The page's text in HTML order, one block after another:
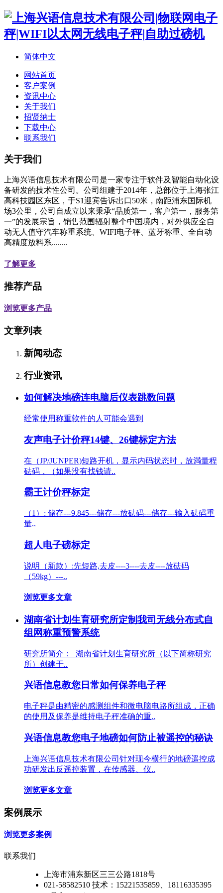
简体中文
网站首页
客户案例
资讯中心
关于我们
招贤纳士
下载中心
联系我们
关于我们
上海兴语信息技术有限公司是一家专注于软件及智能自动化设
备研发的技术性公司。公司组建于2014年，总部位于上海张江
高科技园区东区，于S1迎宾告诉出口50米，南距浦东国际机
场3公里，公司自成立以来秉承“品质第一，客户第一，服务第
一”的发展宗旨，销售范围辐射整个中国境内，对外供应全自
动无人值守汽车称重系统、WIFI电子秤、蓝牙称重、全自动
高精度放料系........
了解更多
推荐产品
浏览更多产品
文章列表
新闻动态
行业资讯
如何解决地磅连电脑后仪表跳数问题
经常使用称重软件的人可能会遇到
友声电子计价秤14键、26键标定方法
在（JP/JUNPER)短路开机，显示内码状态时，放満量程
砝码，（如果没有找钱请..
霸王计价秤标定
（1）: 储存---9.845---储存---放砝码---储存---输入砝码重
量..
超人电子磅标定
说明（新款）:先短路,去皮----3----去皮----放砝码
（59kg）---..
浏览更多文章
湖南省计划生育研究所定制我司无线分布式自
组网称重预警系统
研究所简介： 湖南省计划生育研究所（以下简称研究
所）创建于..
兴语信息教您日常如何保养电子秤
电子秤是由精密的感测组件和微电脑电路所组成，正确
的使用及保养是维持电子秤准确的重..
兴语信息教您电子地磅如何防止被遥控的秘诀
上海兴语信息技术有限公司针对现今横行的地磅遥控成
功研发出反遥控装置，在传感器、仪..
浏览更多文章
案例展示
浏览更多案例
联系我们
上海市浦东新区三三公路1818号
021-58582510 技术：15221535859、18116335395